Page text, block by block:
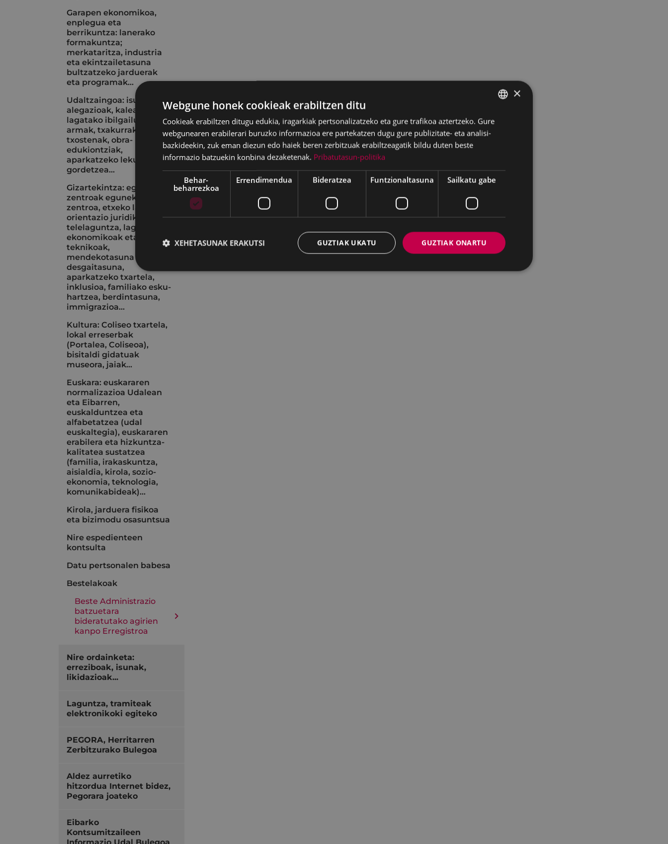
Garapen ekonomikoa,
enplegua eta
berrikuntza: lanerako
formakuntza;
merkataritza, industria
eta ekintzailetasuna
bultzatzeko jarduerak
eta programak...
Udaltzaingoa: isunak eta
alegazioak, kalean
lagatako ibilgailuak, aire
armak, txakurrak, istripu-
txostenak, obra-
edukiontziak,
aparkatzeko lekuak
gordetzea...
Gizartekintza: egoitza-
zentroak eguneko
zentroa, etxeko laguntza,
orientazio juridikoa,
telelaguntza, laguntza
ekonomikoak eta
teknikoak,
mendekotasuna eta
desgaitasuna,
aparkatzeko txartela,
inklusioa, familiako esku-
hartzea, berdintasuna,
immigrazioa...
Kultura: Coliseo txartela,
lokal erreserbak
(Portalea, Coliseoa),
bisitaldi gidatuak
museora, jaiak...
Euskara: euskararen
normalizazioa Udalean
eta Eibarren,
euskalduntzea eta
alfabetatzea (udal
euskaltegia), euskararen
erabilera eta hizkuntza-
kalitatea sustatzea
(familia, irakaskuntza,
aisialdia, kirola, sozio-
ekonomia, teknologia,
komunikabideak)…
Kirola, jarduera fisikoa
eta bizimodu osasuntsua
Nire espedienteen
kontsulta
Datu pertsonalen babesa
Bestelakoak
Beste Administrazio
batzuetara
bideratutako agirien
kanpo Erregistroa
Nire ordainketa:
erreziboak, isunak,
likidazioak...
Laguntza, tramiteak
elektronikoki egiteko
PEGORA, Herritarren
Zerbitzurako Bulegoa
Aldez aurretiko
hitzordua Internet bidez,
Pegorara joateko
Eibarko
Kontsumitzaileen
BASQUE
SPANISH
×
Webgune honek cookieak erabiltzen ditu
Cookieak erabiltzen ditugu edukia, iragarkiak pertsonalizatzeko eta gure trafikoa aztertzeko. Gure
webgunearen erabilerari buruzko informazioa ere partekatzen dugu gure publizitate- eta analisi-
bazkideekin, zuk eman diezun edo haiek beren zerbitzuak erabiltzeagatik bildu duten beste
informazio batzuekin konbina dezaketenak. Pribatutasun-politika
Behar-
beharrezkoa
Errendimendua Bideratzea Funtzionaltasuna Sailkatu gabe
GUZTIAK ONARTU
GUZTIAK UKATU
XEHETASUNAK ERAKUTSI